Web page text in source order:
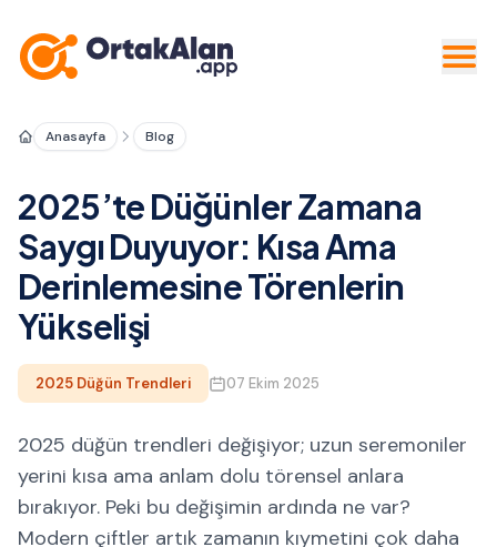
Anasayfa Blog
2025’te Düğünler Zamana
Saygı Duyuyor: Kısa Ama
Derinlemesine Törenlerin
Yükselişi
2025 Düğün Trendleri 07 Ekim 2025
2025 düğün trendleri değişiyor; uzun seremoniler
yerini kısa ama anlam dolu törensel anlara
bırakıyor. Peki bu değişimin ardında ne var?
Modern çiftler artık zamanın kıymetini çok daha